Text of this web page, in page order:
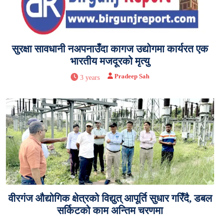
सुरक्षा सावधानी नअपनाउँदा कागज उद्योगमा कार्यरत एक
भारतीय मजदूरको मृत्यु
3 years Pradeep Sah
वीरगंज औद्योगिक क्षेत्रको विद्युत् आपूर्ति सुधार गरिँदै, डबल
सर्किटको काम अन्तिम चरणमा